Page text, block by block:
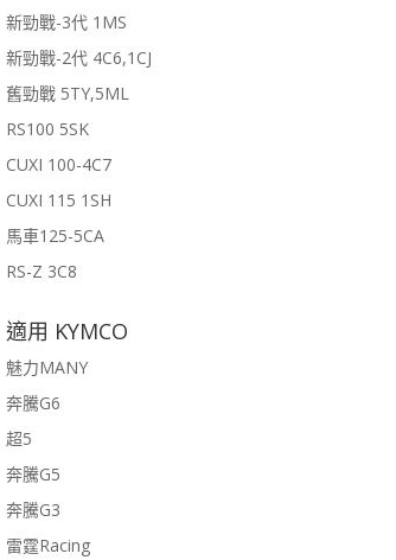
新勁戰-3代 1MS
新勁戰-2代 4C6,1CJ
舊勁戰 5TY,5ML
RS100 5SK
CUXI 100-4C7
CUXI 115 1SH
馬車125-5CA
RS-Z 3C8
適用 KYMCO
魅力MANY
奔騰G6
超5
奔騰G5
奔騰G3
雷霆Racing